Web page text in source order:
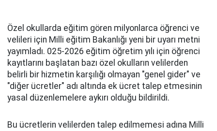
Özel okullarda eğitim gören milyonlarca öğrenci ve
velileri için Milli eğitim Bakanlığı yeni bir uyarı metni
yayımladı. 025-2026 eğitim öğretim yılı için öğrenci
kayıtlarını başlatan bazı özel okulların velilerden
belirli bir hizmetin karşılığı olmayan "genel gider" ve
"diğer ücretler" adı altında ek ücret talep etmesinin
yasal düzenlemelere aykırı olduğu bildirildi.
Bu ücretlerin velilerden talep edilmemesi adına Milli